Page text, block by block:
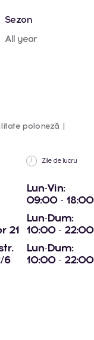
Sezon
All year
poloneză
Zile de lucru
Lun-Vin:
09:00 - 18:00
21
Lun-Dum:
10:00 - 22:00
6
Lun-Dum:
10:00 - 22:00